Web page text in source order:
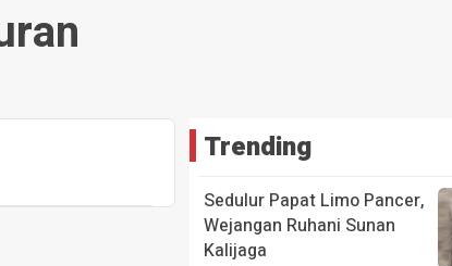
Trending
Sedulur Papat Limo Pancer,
Wejangan Ruhani Sunan
Kalijaga